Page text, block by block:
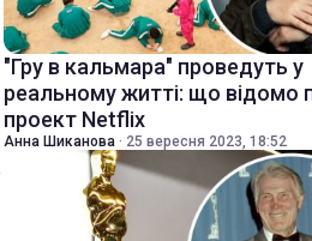
"Гру в кальмара" проведуть у
реальному житті: що відомо
проект Netflix
Анна Шиканова · 25 вересня 2023, 18:52